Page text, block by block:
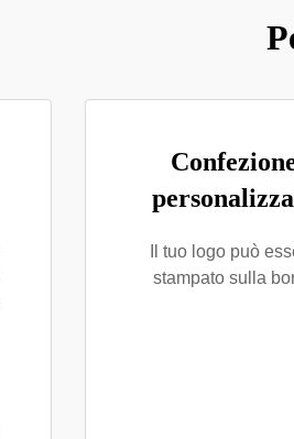
Il tuo logo può
stampato sulla